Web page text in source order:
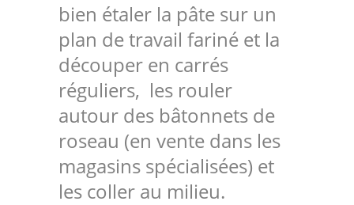
bien étaler la pâte sur un
plan de travail fariné et la
découper en carrés
réguliers, les rouler
autour des bâtonnets de
roseau (en vente dans les
magasins spécialisées) et
les coller au milieu.